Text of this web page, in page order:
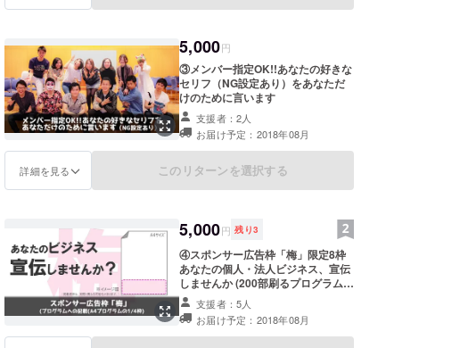
今回、初めての舞台制作がいきなりミュージカルになるとい
日々です。笑
なぜそうなったかというと、とあるイベントの打ち上げで堀
江さんに一言「お前らミュージカル公演やってみろ」と言わ
れて、何も考えず「あ、はい、やります」と即答してしまっ
たことがきっかけです。キャストもスタッフも箱も、何もか
もが未定の中の決断です。
まってくれました。今ではキャスト一丸となって練習に励ん
でいます。
ぜひ生のエンターテイメントを観にきてください！
5,000円
③メンバー指定OK!!あなたの好きな
セリフ（NG設定あり）をあなただ
けのために言います
支援者：2人
お届け予定：2018年08月
詳細を見る このリターンを選択する
5,000円 残り3
④スポンサー広告枠「梅」限定8枠
あなたの個人・法人ビジネス、宣伝
しませんか (200部刷るプログラムへ
の記載(A4プログラムの1/4枠) ※連鎖
販売取引業（マルチ）、ねずみ講、
特定の団体・個人にかかる政治・選
挙に関する企業、反社会的勢力、意
支援者：5人
お届け予定：2018年08月